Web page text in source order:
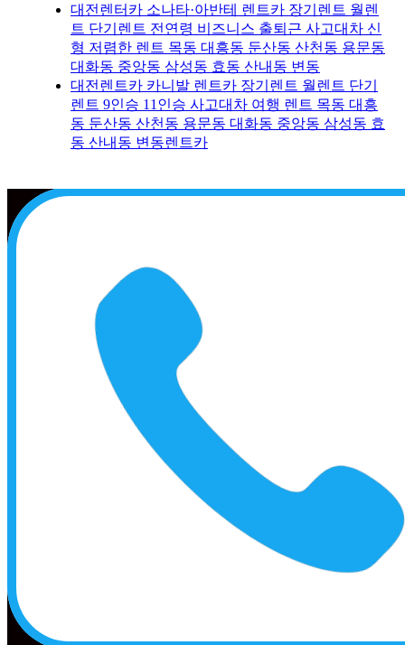
대전렌터카 소나타·아반테 렌트카 장기렌트 월렌
트 단기렌트 전연령 비즈니스 출퇴근 사고대차 신
형 저렴한 렌트 목동 대흥동 둔산동 산천동 용문동
대화동 중앙동 삼성동 효동 산내동 변동
대전렌트카 카니발 렌트카 장기렌트 월렌트 단기
렌트 9인승 11인승 사고대차 여행 렌트 목동 대흥
동 둔산동 산천동 용문동 대화동 중앙동 삼성동 효
동 산내동 변동렌트카